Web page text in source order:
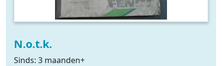
N.o.t.k.
Sinds: 3 maanden+